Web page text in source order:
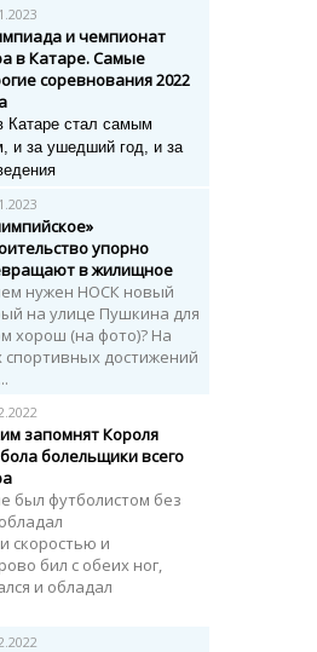
и чемпионат
в Катаре. Самые
соревнования 2022
Катаре стал самым
и за ушедший год, и за
упорно
в жилищное
нужен НОСК новый
на улице Пушкина для
хорош (на фото)? На
спортивных достижений
запомнят Короля
болельщики всего
был футболистом без
скоростью и
бил с обеих ног,
и обладал